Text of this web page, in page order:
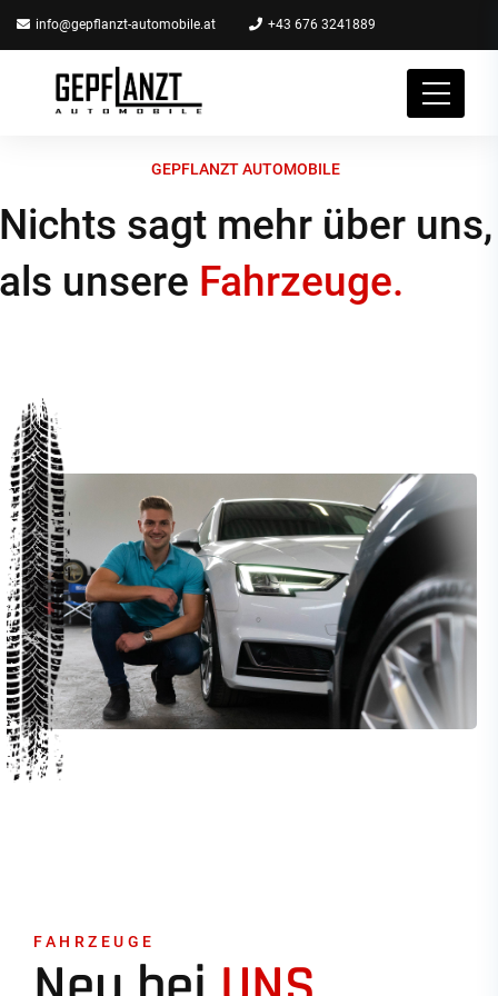
info@gepflanzt-automobile.at +43 676 3241889
Nichts sagt mehr über uns,
als unsere Fahrzeuge.
GEPFLANZT AUTOMOBILE
FAHRZEUGE